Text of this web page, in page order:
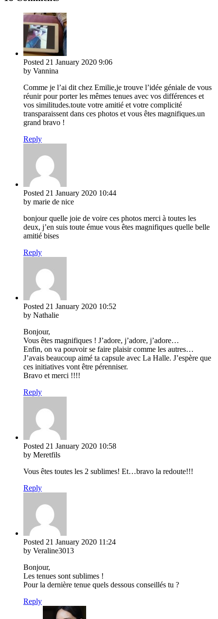
Posted 21 January 2020 9:06
by Vannina
Comme je l’ai dit chez Emilie,je trouve l’idée géniale de vous
réunir pour porter les mêmes tenues avec vos différences et
vos similitudes.toute votre amitié et votre complicité
transparaissent dans ces photos et vous êtes magnifiques.un
grand bravo !
Reply
Posted 21 January 2020 10:44
by marie de nice
bonjour quelle joie de voire ces photos merci à toutes les
deux, j’en suis toute émue vous êtes magnifiques quelle belle
amitié bises
Reply
Posted 21 January 2020 10:52
by Nathalie
Bonjour,
Vous êtes magnifiques ! J’adore, j’adore, j’adore…
Enfin, on va pouvoir se faire plaisir comme les autres…
J’avais beaucoup aimé ta capsule avec La Halle. J’espère que
ces initiatives vont être pérenniser.
Bravo et merci !!!!
Reply
Posted 21 January 2020 10:58
by Meretfils
Vous êtes toutes les 2 sublimes! Et…bravo la redoute!!!
Reply
Posted 21 January 2020 11:24
by Veraline3013
Bonjour,
Les tenues sont sublimes !
Pour la dernière tenue quels dessous conseillés tu ?
Reply